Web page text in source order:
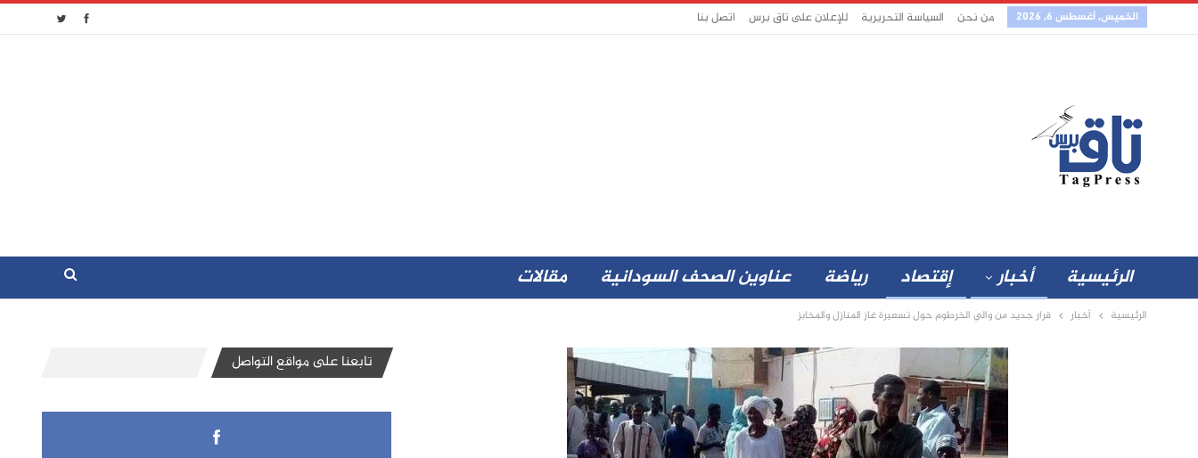
الخميس, أغسطس 6, 2026 من نحن السياسة التحريرية للإعلان على تاق برس اتصل بنا
الرئيسية أخبار إقتصاد رياضة عناوين الصحف السودانية مقالات
الرئيسية أخبار قرار جديد من والي الخرطوم حول تسعيرة غاز المنازل والمخابز
تابعنا على مواقع التواصل